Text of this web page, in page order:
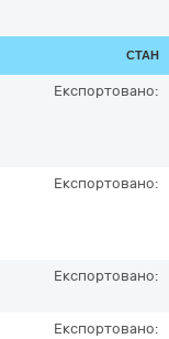
СТАН
Експортовано:
Експортовано:
Експортовано:
Експортовано: